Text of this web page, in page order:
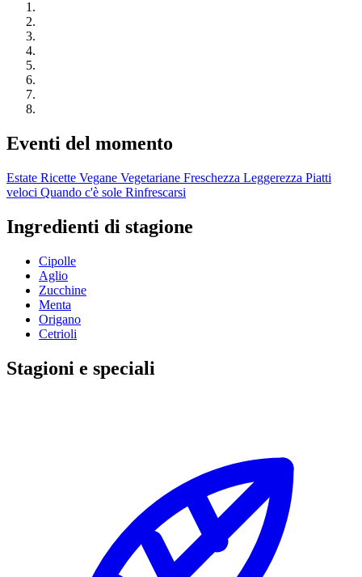
Eventi del momento
Estate Ricette Vegane Vegetariane Freschezza Leggerezza Piatti
veloci Quando c'è sole Rinfrescarsi
Ingredienti di stagione
Cipolle
Aglio
Zucchine
Menta
Origano
Cetrioli
Stagioni e speciali